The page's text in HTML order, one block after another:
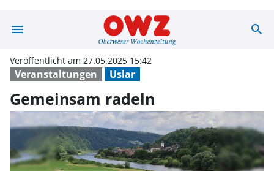
menu Gemeinsam search
Veranstaltungen Uslar
Veröffentlicht am 27.05.2025 15:42
Gemeinsam radeln